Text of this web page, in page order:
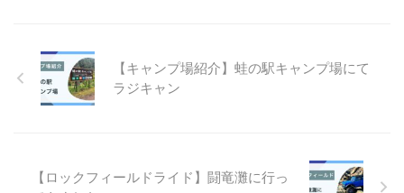
【キャンプ場紹介】蛙の駅キャンプ場にて
ラジキャン
【ロックフィールドライド】闘竜灘に行っ